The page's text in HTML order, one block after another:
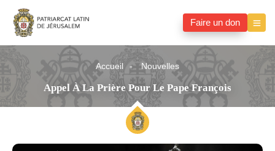
Faire un don
Accueil Nouvelles
Appel À La Prière Pour Le Pape François